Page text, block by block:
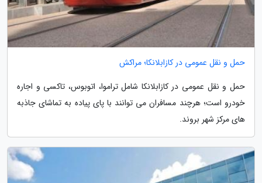
حمل و نقل عمومی در کازابلانکا؛ مراکش
حمل و نقل عمومی در کازابلانکا شامل تراموا، اتوبوس، تاکسی و اجاره
خودرو است؛ هرچند مسافران می توانند با پای پیاده به تماشای جاذبه
های مرکز شهر بروند.